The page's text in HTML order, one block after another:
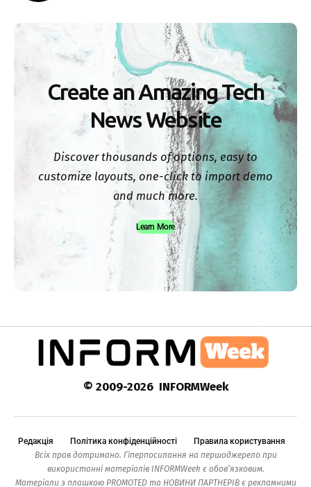
Create an Amazing Tech
News Website
Discover thousands of options, easy to
customize layouts, one-click to import demo
and much more.
Learn More
© 2009-2026 INFORMWeek
Редакція Політика конфіденційності
Правила користування
Всіх прав дотримано. Гіперпосилання на першоджерело при
використанні матеріалів INFORMWeek є обов’язковим.
Матеріали з плашкою PROMOTED та НОВИНИ ПАРТНЕРІВ є рекламними